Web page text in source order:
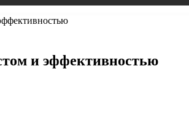
и эффективностью